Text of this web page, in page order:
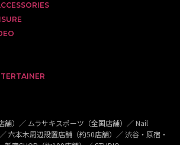
舗）／ ムラサキスポーツ（全国店舗）／ Nail
六本木周辺設置店舗（約50店舗）／ 渋谷・原宿・